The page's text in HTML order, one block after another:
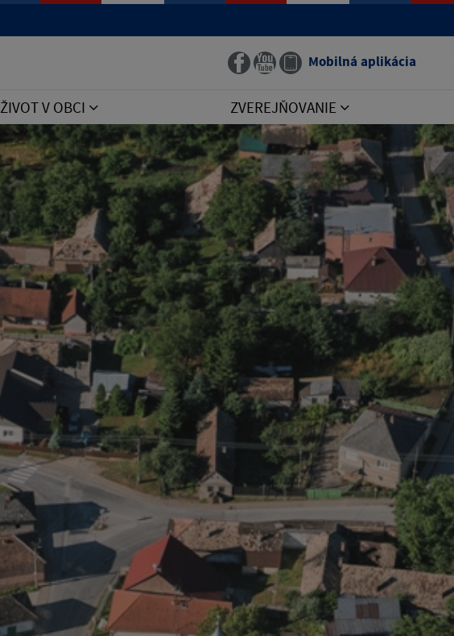
Mobilná aplikácia
ŽIVOT V OBCI ZVEREJŇOVANIE